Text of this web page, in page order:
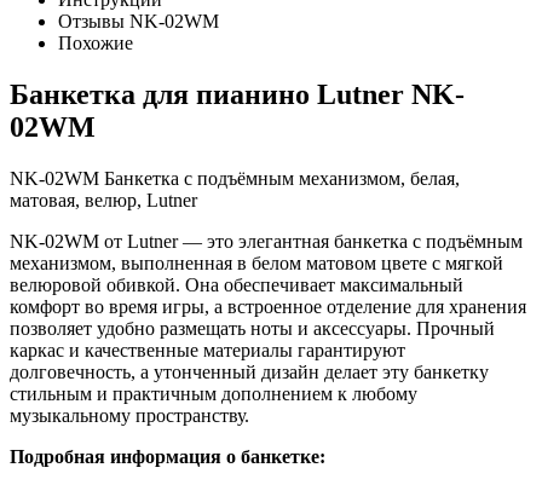
Отзывы NK-02WM
Похожие
Банкетка для пианино Lutner NK-
02WM
NK-02WM Банкетка с подъёмным механизмом, белая,
матовая, велюр, Lutner
NK-02WM от Lutner — это элегантная банкетка с подъёмным
механизмом, выполненная в белом матовом цвете с мягкой
велюровой обивкой. Она обеспечивает максимальный
комфорт во время игры, а встроенное отделение для хранения
позволяет удобно размещать ноты и аксессуары. Прочный
каркас и качественные материалы гарантируют
долговечность, а утонченный дизайн делает эту банкетку
стильным и практичным дополнением к любому
музыкальному пространству.
Подробная информация о банкетке: